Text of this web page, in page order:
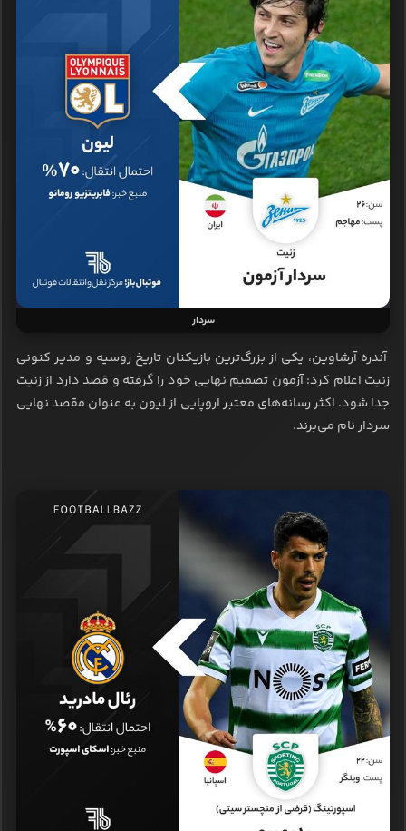
سردار
آندره آرشاوین، یکی از بزرگ‌ترین بازیکنان تاریخ روسیه و مدیر کنونی
زنیت اعلام کرد: آزمون تصمیم نهایی خود را گرفته و قصد دارد از زنیت
جدا شود. اکثر رسانه‌های معتبر اروپایی از لیون به عنوان مقصد نهایی
سردار نام می‌برند.